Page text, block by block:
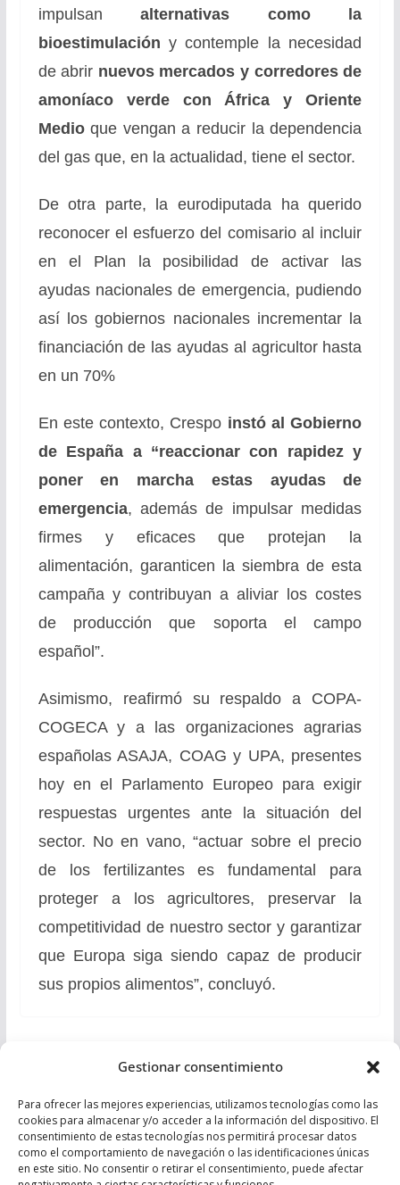
Gestionar consentimiento
Para ofrecer las mejores experiencias, utilizamos tecnologías como las
cookies para almacenar y/o acceder a la información del dispositivo. El
consentimiento de estas tecnologías nos permitirá procesar datos
como el comportamiento de navegación o las identificaciones únicas
en este sitio. No consentir o retirar el consentimiento, puede afectar
impulsanalternativas como la
bioestimulación y contemple la necesidad
de abrir nuevos mercados y corredores de
amoníaco verde con África y Oriente
Medioque vengan a reducir la dependencia
del gas que, en la actualidad, tiene el sector.
De otra parte, la eurodiputada ha querido
reconocer el esfuerzo del comisario al incluir
en el Plan la posibilidad de activar las
ayudas nacionales de emergencia, pudiendo
así los gobiernos nacionales incrementar la
financiación de las ayudas al agricultor hasta
en un 70%
En este contexto, Crespo instó al Gobierno
de España a “reaccionar con rapidez y
poner en marcha estas ayudas de
emergencia, además de impulsar medidas
firmes y eficaces que protejan la
alimentación, garanticen la siembra de esta
campaña y contribuyan a aliviar los costes
de producción que soporta el campo
español”.
Asimismo, reafirmó su respaldo a COPA-
COGECA y a las organizaciones agrarias
españolas ASAJA, COAG y UPA, presentes
hoy en el Parlamento Europeo para exigir
respuestas urgentes ante la situación del
sector. No en vano, “actuar sobre el precio
de los fertilizantes es fundamental para
proteger a los agricultores, preservar la
competitividad de nuestro sector y garantizar
que Europa siga siendo capaz de producir
sus propios alimentos”, concluyó.
voy a seguir siendo el mismo”
El PP estudia un plan de acción contra el crimen
organizado con quince sindicatos y asociaciones
policiales y de la Guardia Civil